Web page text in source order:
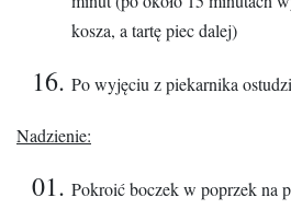
kosza, a tartę piec dalej)
Po wyjęciu z piekarnika
Nadzienie:
Pokroić boczek w poprzek na